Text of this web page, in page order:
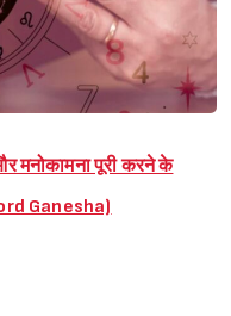
मनोकामना पूरी करने के
Ganesha)